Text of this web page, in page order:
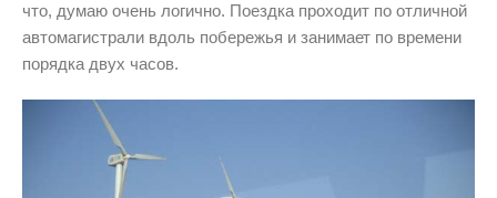
что, думаю очень логично. Поездка проходит по отличной
автомагистрали вдоль побережья и занимает по времени
порядка двух часов.